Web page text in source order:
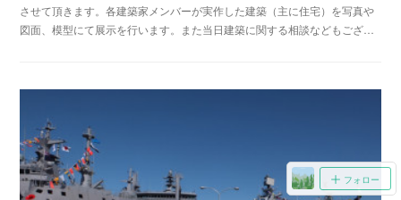
させて頂きます。各建築家メンバーが実作した建築（主に住宅）を写真や
図面、模型にて展示を行います。また当日建築に関する相談などもござ…
フォロー